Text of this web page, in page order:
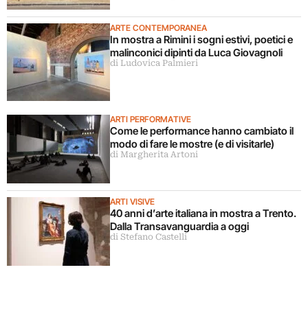
ARTE CONTEMPORANEA
In mostra a Rimini i sogni estivi, poetici e
malinconici dipinti da Luca Giovagnoli
di Ludovica Palmieri
ARTI PERFORMATIVE
Come le performance hanno cambiato il
modo di fare le mostre (e di visitarle)
di Margherita Artoni
ARTI VISIVE
40 anni d’arte italiana in mostra a Trento.
Dalla Transavanguardia a oggi
di Stefano Castelli